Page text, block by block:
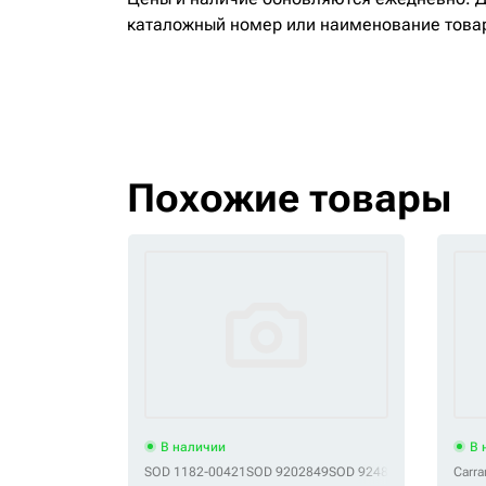
каталожный номер или наименование
Похожие товары
В наличии
SOD 1182-00421SOD 9202849SOD 9248706 SOD
В